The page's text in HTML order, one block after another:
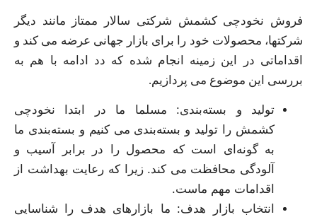
فروش نخودچی کشمش شرکتی سالار ممتاز مانند دیگر
شرکتها، محصولات خود را برای بازار جهانی عرضه می کند و
اقداماتی در این زمینه انجام شده که دد ادامه با هم به
بررسی این موضوع می پردازيم.
تولید و بسته‌بندی: مسلما ما در ابتدا نخودچی
کشمش را تولید و بسته‌بندی می‌ کنیم و بسته‌بندی ما
به گونه‌ای است که محصول را در برابر آسیب و
آلودگی محافظت می کند. زیرا که رعایت بهداشت از
اقدامات مهم ماست.
انتخاب بازار هدف: ما بازارهای هدف را شناسایی